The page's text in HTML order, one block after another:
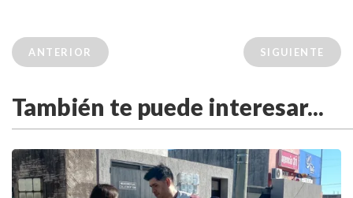
ANTERIOR SIGUIENTE
También te puede interesar...